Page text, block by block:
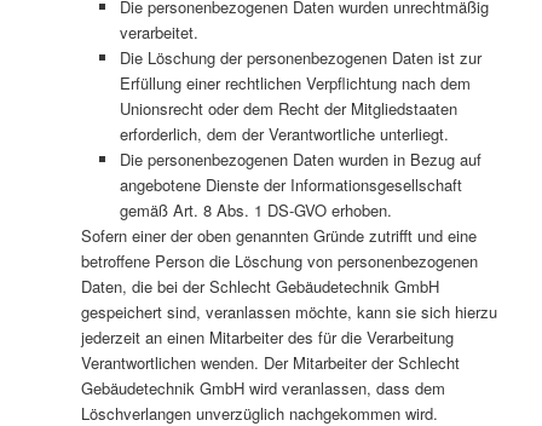
Die personenbezogenen Daten wurden unrechtmäßig
verarbeitet.
Die Löschung der personenbezogenen Daten ist zur
Erfüllung einer rechtlichen Verpflichtung nach dem
Unionsrecht oder dem Recht der Mitgliedstaaten
erforderlich, dem der Verantwortliche unterliegt.
Die personenbezogenen Daten wurden in Bezug auf
angebotene Dienste der Informationsgesellschaft
gemäß Art. 8 Abs. 1 DS-GVO erhoben.
Sofern einer der oben genannten Gründe zutrifft und eine
betroffene Person die Löschung von personenbezogenen
Daten, die bei der Schlecht Gebäudetechnik GmbH
gespeichert sind, veranlassen möchte, kann sie sich hierzu
jederzeit an einen Mitarbeiter des für die Verarbeitung
Verantwortlichen wenden. Der Mitarbeiter der Schlecht
Gebäudetechnik GmbH wird veranlassen, dass dem
Löschverlangen unverzüglich nachgekommen wird.